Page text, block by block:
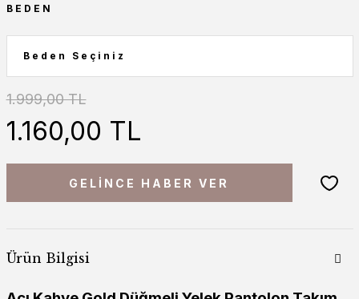
BEDEN
1.999,00 TL
1.160,00 TL
GELİNCE HABER VER
Ürün Bilgisi